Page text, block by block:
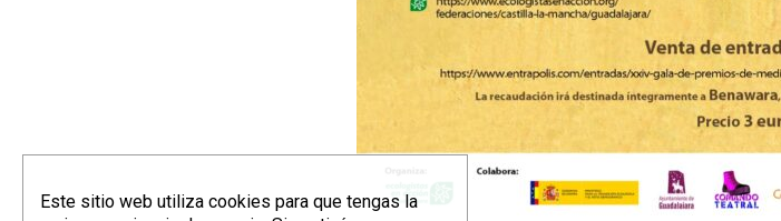
Este sitio web utiliza cookies para que tengas la